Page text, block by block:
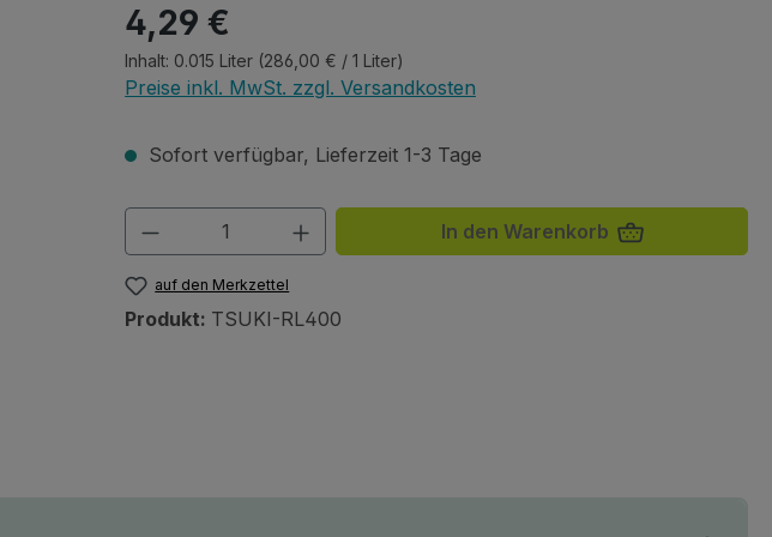
Regulärer Preis:
4,29 €
Inhalt: 0.015 Liter (286,00 € / 1 Liter)
Preise inkl. MwSt. zzgl. Versandkosten
Sofort verfügbar, Lieferzeit 1-3 Tage
Produkt Anzahl: Gib den gewünschten Wert
In den Warenkorb
auf den Merkzettel
Produkt: TSUKI-RL400